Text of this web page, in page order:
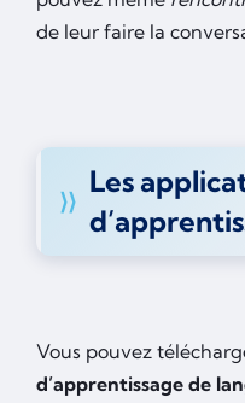
de leur faire la
Les
Vous pouvez
d’apprentissage de